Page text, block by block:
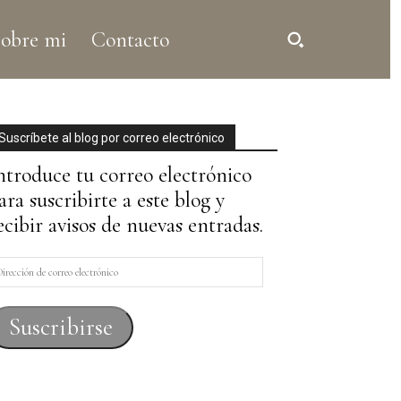
mi Contacto
al blog por correo electrónico
tu correo electrónico
suscribirte a este blog y
avisos de nuevas entradas.
Suscribirse